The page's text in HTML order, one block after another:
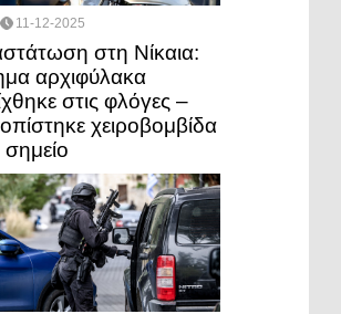
11-12-2025
στη Νίκαια:
αρχιφύλακα
στις φλόγες –
χειροβομβίδα